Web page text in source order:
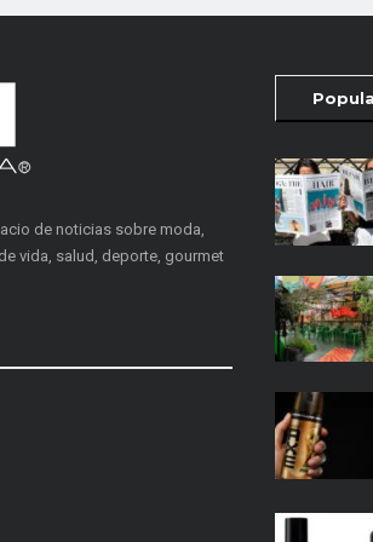
de noticias sobre moda,
vida, salud, deporte, gourmet